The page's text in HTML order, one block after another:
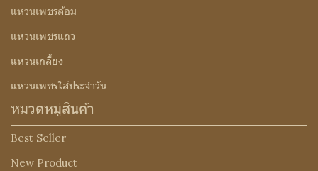
แหวนเพชรล้อม
แหวนเพชรแถว
แหวนเกลี้ยง
แหวนเพชรใส่ประจำวัน
หมวดหมู่สินค้า
Best Seller
New Product